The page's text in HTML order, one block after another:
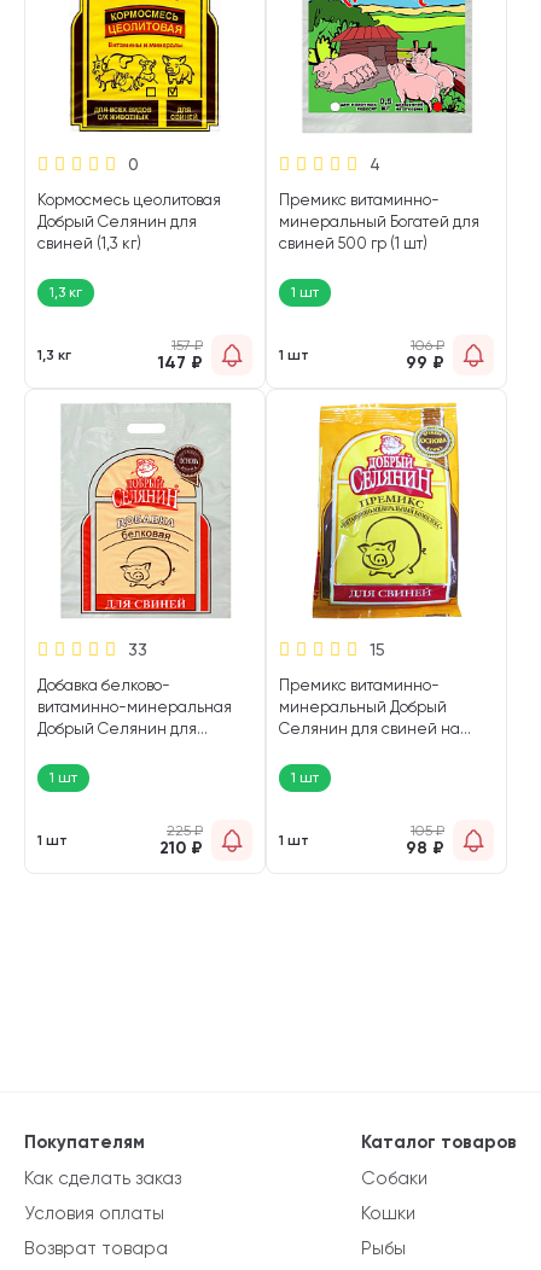
0
Кормосмесь цеолитовая
Добрый Селянин для
свиней (1,3 кг)
1,3 кг
1,3 кг
157₽
147 ₽
4
Премикс витаминно-
минеральный Богатей для
свиней 500 гр (1 шт)
1 шт
1 шт
106₽
99 ₽
33
Добавка белково-
витаминно-минеральная
Добрый Селянин для
1 шт
1 шт
225₽
210 ₽
15
Премикс витаминно-
минеральный Добрый
Селянин для свиней на
1 шт
1 шт
105₽
98 ₽
Каталог товаров
Собаки
Кошки
Рыбы
Покупателям
Как сделать заказ
Условия оплаты
Возврат товара